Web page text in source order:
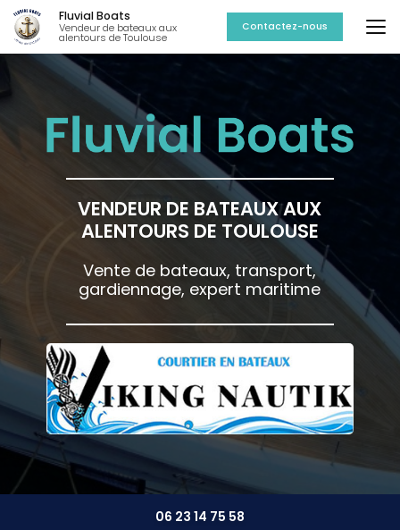
Aller
au
contenu
principal
Fluvial Boats
Vendeur de bateaux aux
alentours de Toulouse
Contactez-nous
VENDEUR DE BATEAUX AUX
ALENTOURS DE TOULOUSE
Vente de bateaux, transport,
gardiennage, expert maritime
06 23 14 75 58